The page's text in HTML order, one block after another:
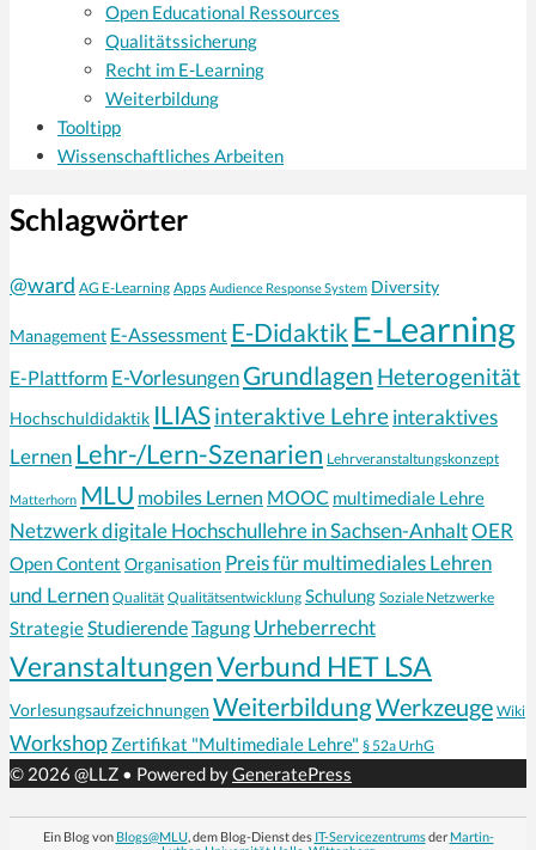
Open Educational Ressources
Qualitätssicherung
Recht im E-Learning
Weiterbildung
Tooltipp
Wissenschaftliches Arbeiten
Schlagwörter
@ward AG E-Learning Apps Audience Response System Diversity
Management E-Assessment E-Didaktik E-Learning
E-Plattform E-Vorlesungen Grundlagen Heterogenität
Hochschuldidaktik ILIASinteraktive Lehreinteraktives
LernenLehr-/Lern-Szenarien Lehrveranstaltungskonzept
Matterhorn MLU mobiles Lernen MOOC multimediale Lehre
Netzwerk digitale Hochschullehre in Sachsen-AnhaltOER
Open Content Organisation Preis für multimediales Lehren
und Lernen Qualität Qualitätsentwicklung Schulung Soziale Netzwerke
StrategieStudierendeTagung Urheberrecht
VeranstaltungenVerbund HET LSA
Vorlesungsaufzeichnungen WeiterbildungWerkzeuge Wiki
Workshop Zertifikat "Multimediale Lehre" § 52a UrhG
© 2026 @LLZ • Powered byGeneratePress
Ein Blog von Blogs@MLU, dem Blog-Dienst des IT-Servicezentrumsder Martin-